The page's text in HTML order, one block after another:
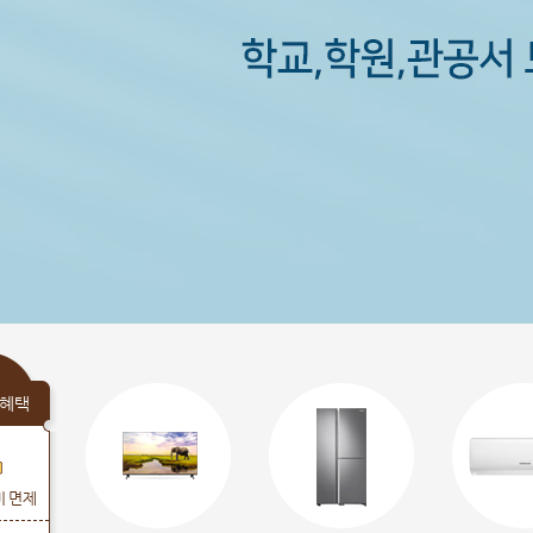
택
면제